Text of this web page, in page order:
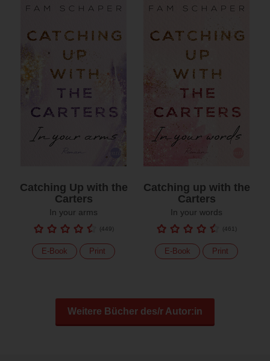
Catching Up with the
Carters
In your arms
(449)
E-Book Print
Catching up with the
Carters
In your words
(461 )
E-Book Print
Weitere Bücher des/r Autor:in